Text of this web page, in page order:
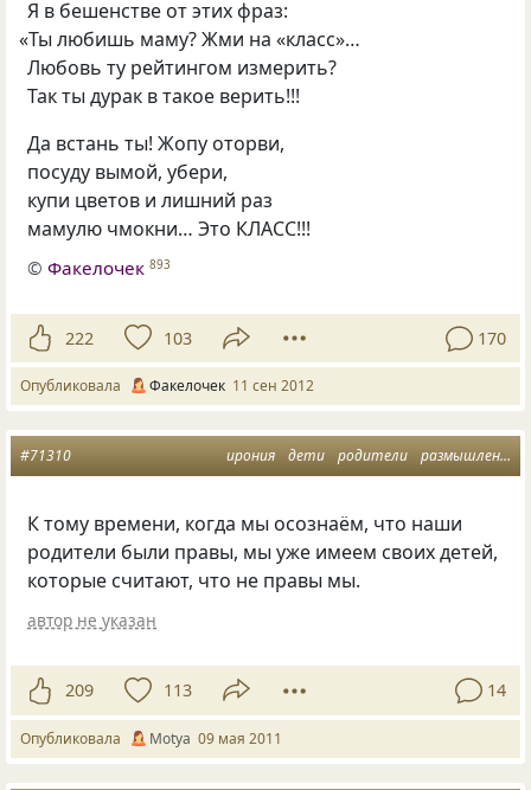
Я в бешенстве от этих фраз:
«Ты любишь маму? Жми на «класс»…
Любовь ту рейтингом измерить?
Так ты дурак в такое верить!!!
Да встань ты! Жопу оторви,
посуду вымой, убери,
купи цветов и лишний раз
мамулю чмокни… Это КЛАСС!!!
©Факелочек 893
222 103 170
Опубликовала Факелочек 11 сен 2012
ирония дети родители размышления
#71310
К тому времени, когда мы осознаём, что наши
родители были правы, мы уже имеем своих детей,
которые считают, что не правы мы.
автор не указан
209 113 14
Опубликовала Motya 09 мая 2011